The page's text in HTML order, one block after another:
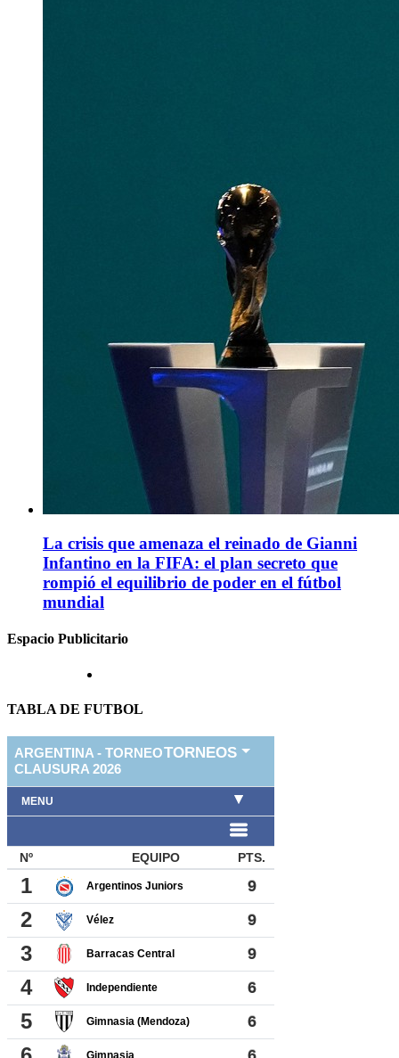
La crisis que amenaza el reinado de Gianni
Infantino en la FIFA: el plan secreto que
rompió el equilibrio de poder en el fútbol
mundial
Espacio Publicitario
TABLA DE FUTBOL